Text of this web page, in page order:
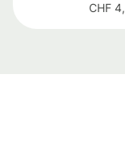
CHF